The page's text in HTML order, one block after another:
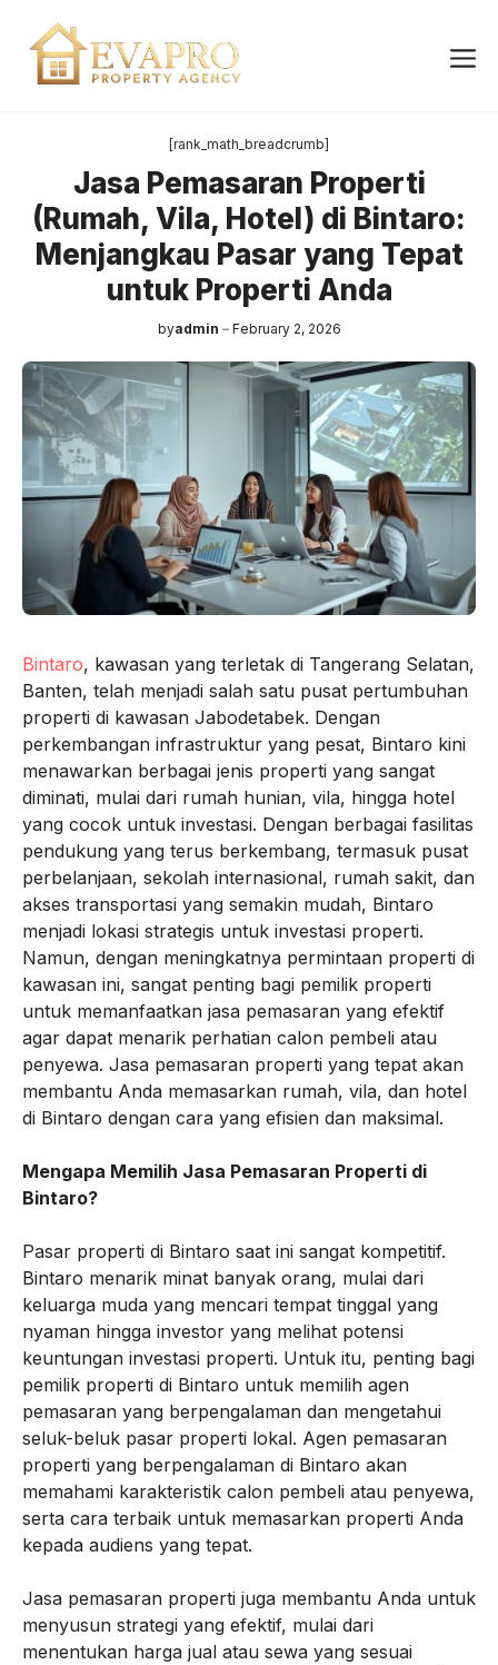
content
[rank_math_breadcrumb]
Jasa Pemasaran Properti
(Rumah, Vila, Hotel) di Bintaro:
Menjangkau Pasar yang Tepat
untuk Properti Anda
byadmin February 2, 2026
Bintaro, kawasan yang terletak di Tangerang Selatan,
Banten, telah menjadi salah satu pusat pertumbuhan
properti di kawasan Jabodetabek. Dengan
perkembangan infrastruktur yang pesat, Bintaro kini
menawarkan berbagai jenis properti yang sangat
diminati, mulai dari rumah hunian, vila, hingga hotel
yang cocok untuk investasi. Dengan berbagai fasilitas
pendukung yang terus berkembang, termasuk pusat
perbelanjaan, sekolah internasional, rumah sakit, dan
akses transportasi yang semakin mudah, Bintaro
menjadi lokasi strategis untuk investasi properti.
Namun, dengan meningkatnya permintaan properti di
kawasan ini, sangat penting bagi pemilik properti
untuk memanfaatkan jasa pemasaran yang efektif
agar dapat menarik perhatian calon pembeli atau
penyewa. Jasa pemasaran properti yang tepat akan
membantu Anda memasarkan rumah, vila, dan hotel
di Bintaro dengan cara yang efisien dan maksimal.
Mengapa Memilih Jasa Pemasaran Properti di
Bintaro?
Pasar properti di Bintaro saat ini sangat kompetitif.
Bintaro menarik minat banyak orang, mulai dari
keluarga muda yang mencari tempat tinggal yang
nyaman hingga investor yang melihat potensi
keuntungan investasi properti. Untuk itu, penting bagi
pemilik properti di Bintaro untuk memilih agen
pemasaran yang berpengalaman dan mengetahui
seluk-beluk pasar properti lokal. Agen pemasaran
properti yang berpengalaman di Bintaro akan
memahami karakteristik calon pembeli atau penyewa,
serta cara terbaik untuk memasarkan properti Anda
kepada audiens yang tepat.
Jasa pemasaran properti juga membantu Anda untuk
menyusun strategi yang efektif, mulai dari
menentukan harga jual atau sewa yang sesuai